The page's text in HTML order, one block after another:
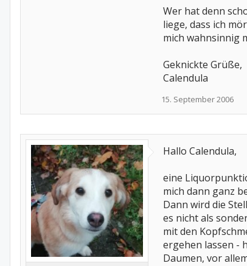
Wer hat denn
liege, dass ich
mich wahnsinnig
Geknickte Grüße,
Calendula
15. September 2006
Hallo Calendula,
eine
mich dann ganz
Dann wird die
es nicht als
mit den
ergehen lassen -
Daumen, vor